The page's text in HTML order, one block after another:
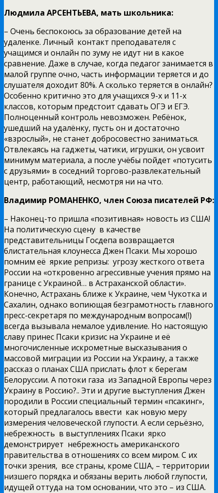
Людмила АРСЕНТЬЕВА, мать школьника:
– Очень беспокоюсь за образование детей на
удаленке. Личный контакт преподавателя с
учащимся и онлайн по зуму не идут ни в какое
сравнение. Даже в случае, когда педагог занимается в
малой группе очно, часть информации теряется и до
слушателя доходит 80%. А сколько теряется в онлайн?
Особенно критично это для учащихся 9-х и 11-х
классов, которым предстоит сдавать ОГЭ и ЕГЭ.
Полноценный контроль невозможен. Ребёнок,
ушедший на удалёнку, пусть он и достаточно
«взрослый», не станет добросовестно заниматься.
Отвлекаясь на гаджеты, чатики, игрушки, он усвоит
минимум материала, а после учёбы пойдет «потусить
с друзьями» в соседний торгово-развлекательный
центр, работающий, несмотря ни на что.
Владимир РОМАНЕНКО, член Союза писателей РФ:
– Наконец-то пришла «позитивная» новость из США!
На политическую сцену в качестве
представительницы Госдепа возвращается
блистательная клоунесса Джен Псаки. Мы хорошо
помним её яркие репризы: угрозу жесткого ответа
России на «откровенно агрессивные учения прямо на
границе с Украиной… в Астраханской области».
Конечно, Астрахань ближе к Украине, чем Чукотка и
Сахалин, однако вопиющая безграмотность главного
пресс-секретаря по международным вопросам(!)
всегда вызывала немалое удивление. Но настоящую
славу принес Псаки кризис на Украине и её
многочисленные искрометные высказывания о
массовой миграции из России на Украину, а также
рассказ о планах США прислать флот к берегам
Белоруссии. А потоки газа из Западной Европы через
Украину в Россию?.. Эти и другие выступления Джен
породили в России специальный термин «псакинг»,
который предлагалось ввести как новую меру
измерения человеческой глупости. А если серьёзно,
небрежность в выступлениях Псаки ярко
демонстрирует небрежность американского
правительства в отношениях со всем миром. С их
точки зрения, все страны, кроме США, – территории
низшего порядка и обязаны верить любой глупости,
идущей оттуда на том основании, что это – из США.